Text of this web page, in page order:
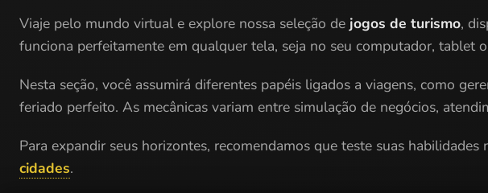
Viaje pelo mundo virtual e explore nossa seleção de jogos de turismo,
funciona perfeitamente em qualquer tela, seja no seu computador, tablet
Nesta seção, você assumirá diferentes papéis ligados a viagens, como
feriado perfeito. As mecânicas variam entre simulação de negócios,
Para expandir seus horizontes, recomendamos que teste suas habilidades
cidades.